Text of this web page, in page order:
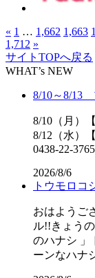
« 1 … 1,662 1,663
1,712 »
サイトTOPへ戻る
WHAT’s NEW
8/10～8/13
8/10（月）
8/12（水）
0438-22-
2026/8/6
トウモロコ
おはようご
ル!!きょう
のハナシ 」
ーンなハナ